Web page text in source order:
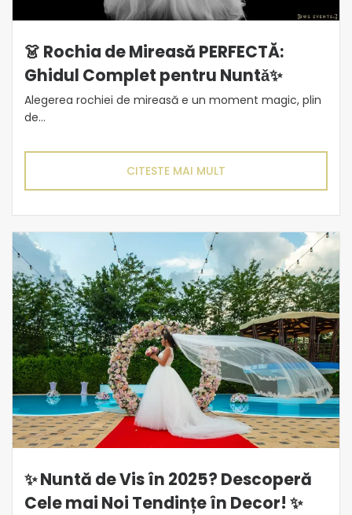
👗 Rochia de Mireasă PERFECTĂ:
Ghidul Complet pentru Nuntǎ✨
Alegerea rochiei de mireasă e un moment magic, plin
de...
CITESTE MAI MULT
✨ Nuntă de Vis în 2025? Descoperă
Cele mai Noi Tendințe în Decor! ✨